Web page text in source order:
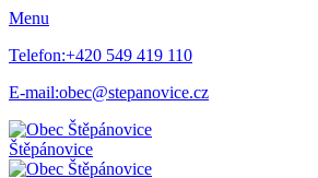
Menu
Telefon:+420 549 419 110
E-mail:obec@stepanovice.cz
Štěpánovice